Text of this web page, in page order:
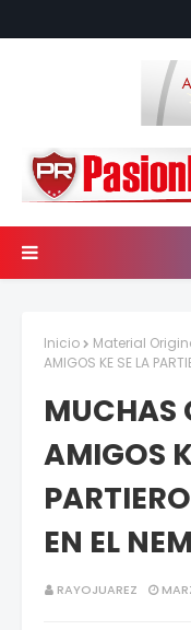
Inicio Material
AMIGOS KE SE LA
MUCHAS
AMIGOS
EN EL
RAYOJUAREZ